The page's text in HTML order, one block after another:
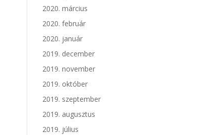
2020. március
2020. február
2020. január
2019. december
2019. november
2019. október
2019. szeptember
2019. augusztus
2019. július